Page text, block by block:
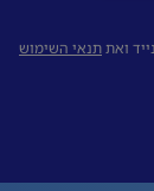
ואתתנאי השימוש